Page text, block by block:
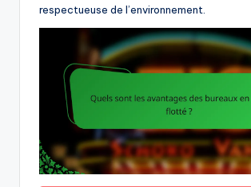
respectueuse de l’environnement.